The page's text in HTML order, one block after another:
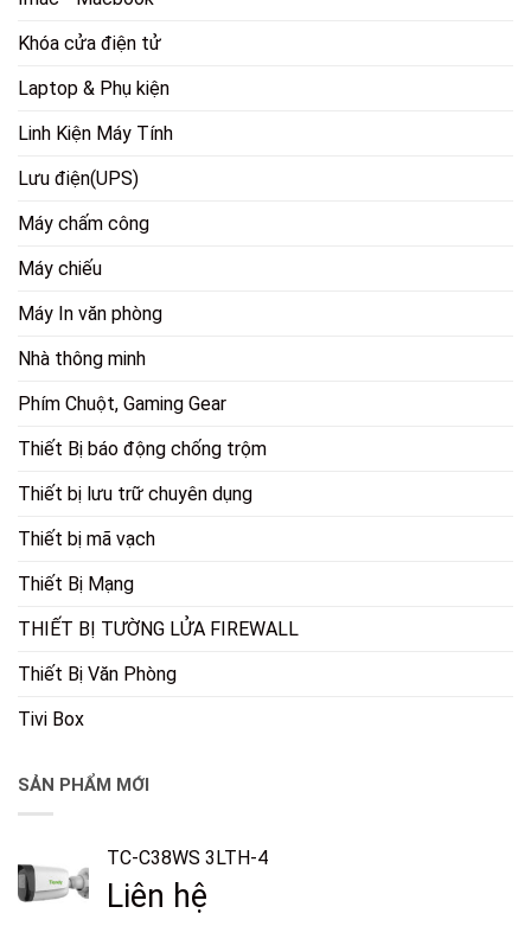
Khóa cửa điện tử
Laptop & Phụ kiện
Linh Kiện Máy Tính
Lưu điện(UPS)
Máy chấm công
Máy chiếu
Máy In văn phòng
Nhà thông minh
Phím Chuột, Gaming Gear
Thiết Bị báo động chống trộm
Thiết bị lưu trữ chuyên dụng
Thiết bị mã vạch
Thiết Bị Mạng
THIẾT BỊ TƯỜNG LỬA FIREWALL
Thiết Bị Văn Phòng
Tivi Box
SẢN PHẨM MỚI
TC-C38WS 3LTH-4
Liên hệ